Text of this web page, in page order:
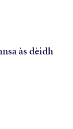
às dèidh